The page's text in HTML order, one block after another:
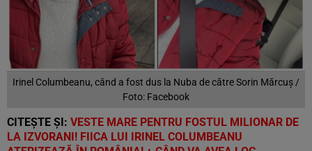
Irinel Columbeanu, când a fost dus la Nuba de către Sorin Mărcuș /
Foto: Facebook
CITEȘTE ȘI: VESTE MARE PENTRU FOSTUL MILIONAR DE
LA IZVORANI! FIICA LUI IRINEL COLUMBEANU